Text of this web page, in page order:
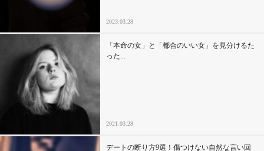
2023.03.28
「本命の女」と「都合のいい女」を見分けるた
った...
2021.03.28
デートの断り方9選！傷つけない自然な言い回